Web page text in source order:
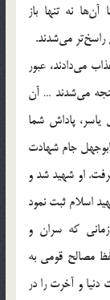
نه تنها باز
می‌شدند.
می‌دادند، عبور
می‌شدند … آن
پاداش شما
جام شهادت
او شهید شد و
اسلام ثبت نمود
نام خودش مزین ساخت.[9] در زمانی که سران و
مصالح قومی به
و آخرت را در